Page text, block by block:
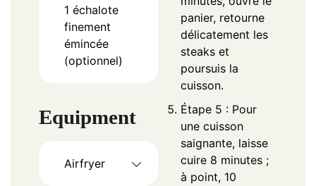
1 échalote
finement
émincée
(optionnel)
Equipment
Airfryer
panier, retourne
délicatement les
steaks et
poursuis la
cuisson.
Étape 5 : Pour
une cuisson
saignante, laisse
cuire 8 minutes ;
à point, 10